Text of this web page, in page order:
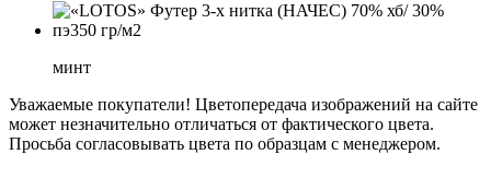
минт
Уважаемые покупатели! Цветопередача изображений на сайте
может незначительно отличаться от фактического цвета.
Просьба согласовывать цвета по образцам с менеджером.